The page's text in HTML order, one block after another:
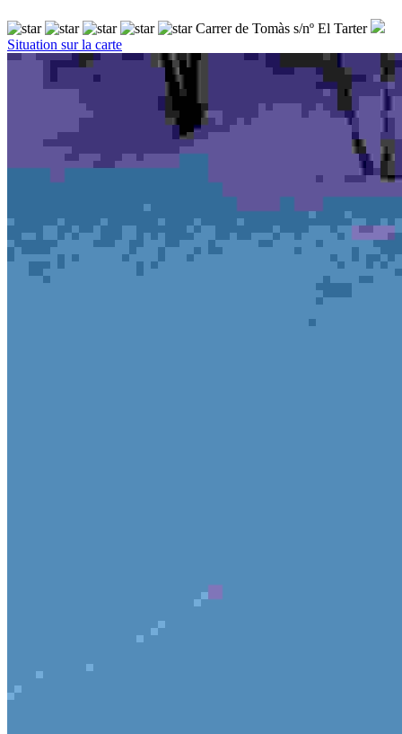
Carrer de Tomàs s/nº El Tarter
Situation sur la carte